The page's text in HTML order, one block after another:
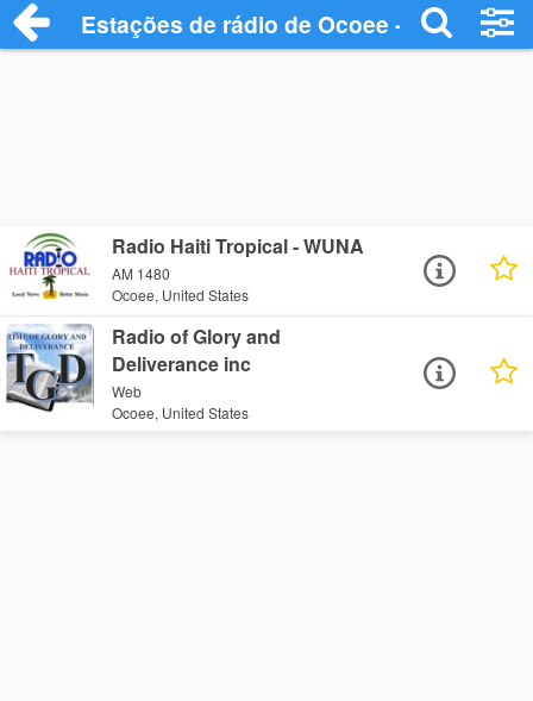
Estações de rádio de Ocoee - Ouça
Radio Haiti Tropical - WUNA
AM 1480
Ocoee, United States
Radio of Glory and
Deliverance inc
Web
Ocoee, United States